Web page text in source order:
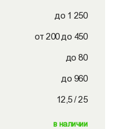
до 1 250
от 200 до 450
до 80
до 960
12,5 / 25
в наличии